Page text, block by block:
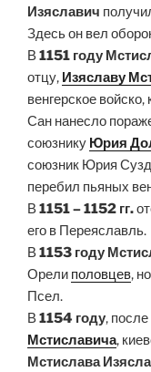
Изяславич
Здесь он вел
В1151 году
отцу, Изяславу
венгерское
Сан нанесло
союзнику Юрия
союзник Юрия
перебил пьяных
В1151 – 1152 гг.
его в Переяславль.
В1153 году
Орели половцев,
Псел.
В1154 году,
Мстиславича,
Мстислава